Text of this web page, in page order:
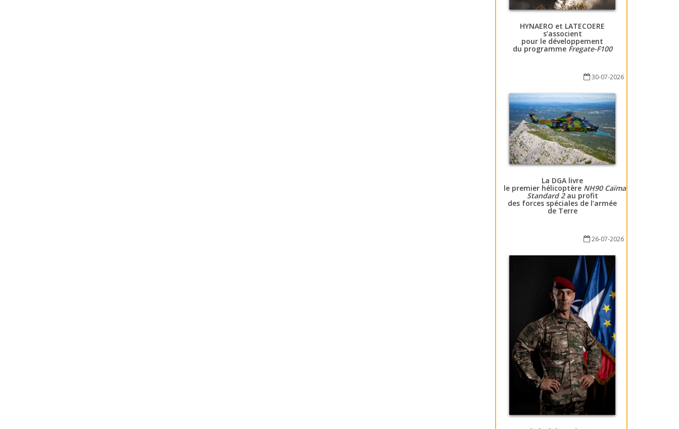
HYNAERO et LATECOERE
s’associent
pour le développement
du programme Fregate-F100
30-07-2026
La DGA livre
le premier hélicoptère NH90 Caïman
Standard 2au profit
des forces spéciales de l’armée
de Terre
26-07-2026